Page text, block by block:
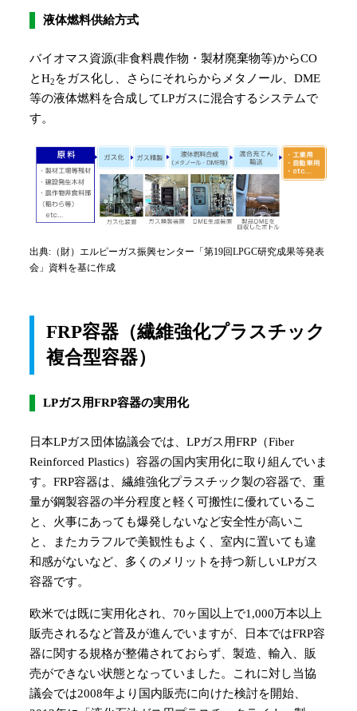
液体燃料供給方式
バイオマス資源(非食料農作物・製材廃棄物等)からCO
とH2 をガス化し、さらにそれらからメタノール、DME
等の液体燃料を合成してLPガスに混合するシステムで
す。
出典:（財）エルピーガス振興センター「第19回LPGC研究成果等発表
会」資料を基に作成
FRP容器（繊維強化プラスチック
複合型容器）
LPガス用FRP容器の実用化
日本LPガス団体協議会では、LPガス用FRP（Fiber
Reinforced Plastics）容器の国内実用化に取り組んでいま
す。FRP容器は、繊維強化プラスチック製の容器で、重
量が鋼製容器の半分程度と軽く可搬性に優れているこ
と、火事にあっても爆発しないなど安全性が高いこ
と、またカラフルで美観性もよく、室内に置いても違
和感がないなど、多くのメリットを持つ新しいLPガス
容器です。
欧米では既に実用化され、70ヶ国以上で1,000万本以上
販売されるなど普及が進んでいますが、日本ではFRP容
器に関する規格が整備されておらず、製造、輸入、販
売ができない状態となっていました。これに対し当協
議会では2008年より国内販売に向けた検討を開始、